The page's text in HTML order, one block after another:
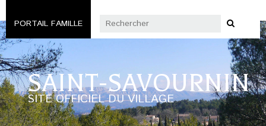
PORTAIL FAMILLE
SAINT-SAVOURNIN
SITE OFFICIEL DU VILLAGE